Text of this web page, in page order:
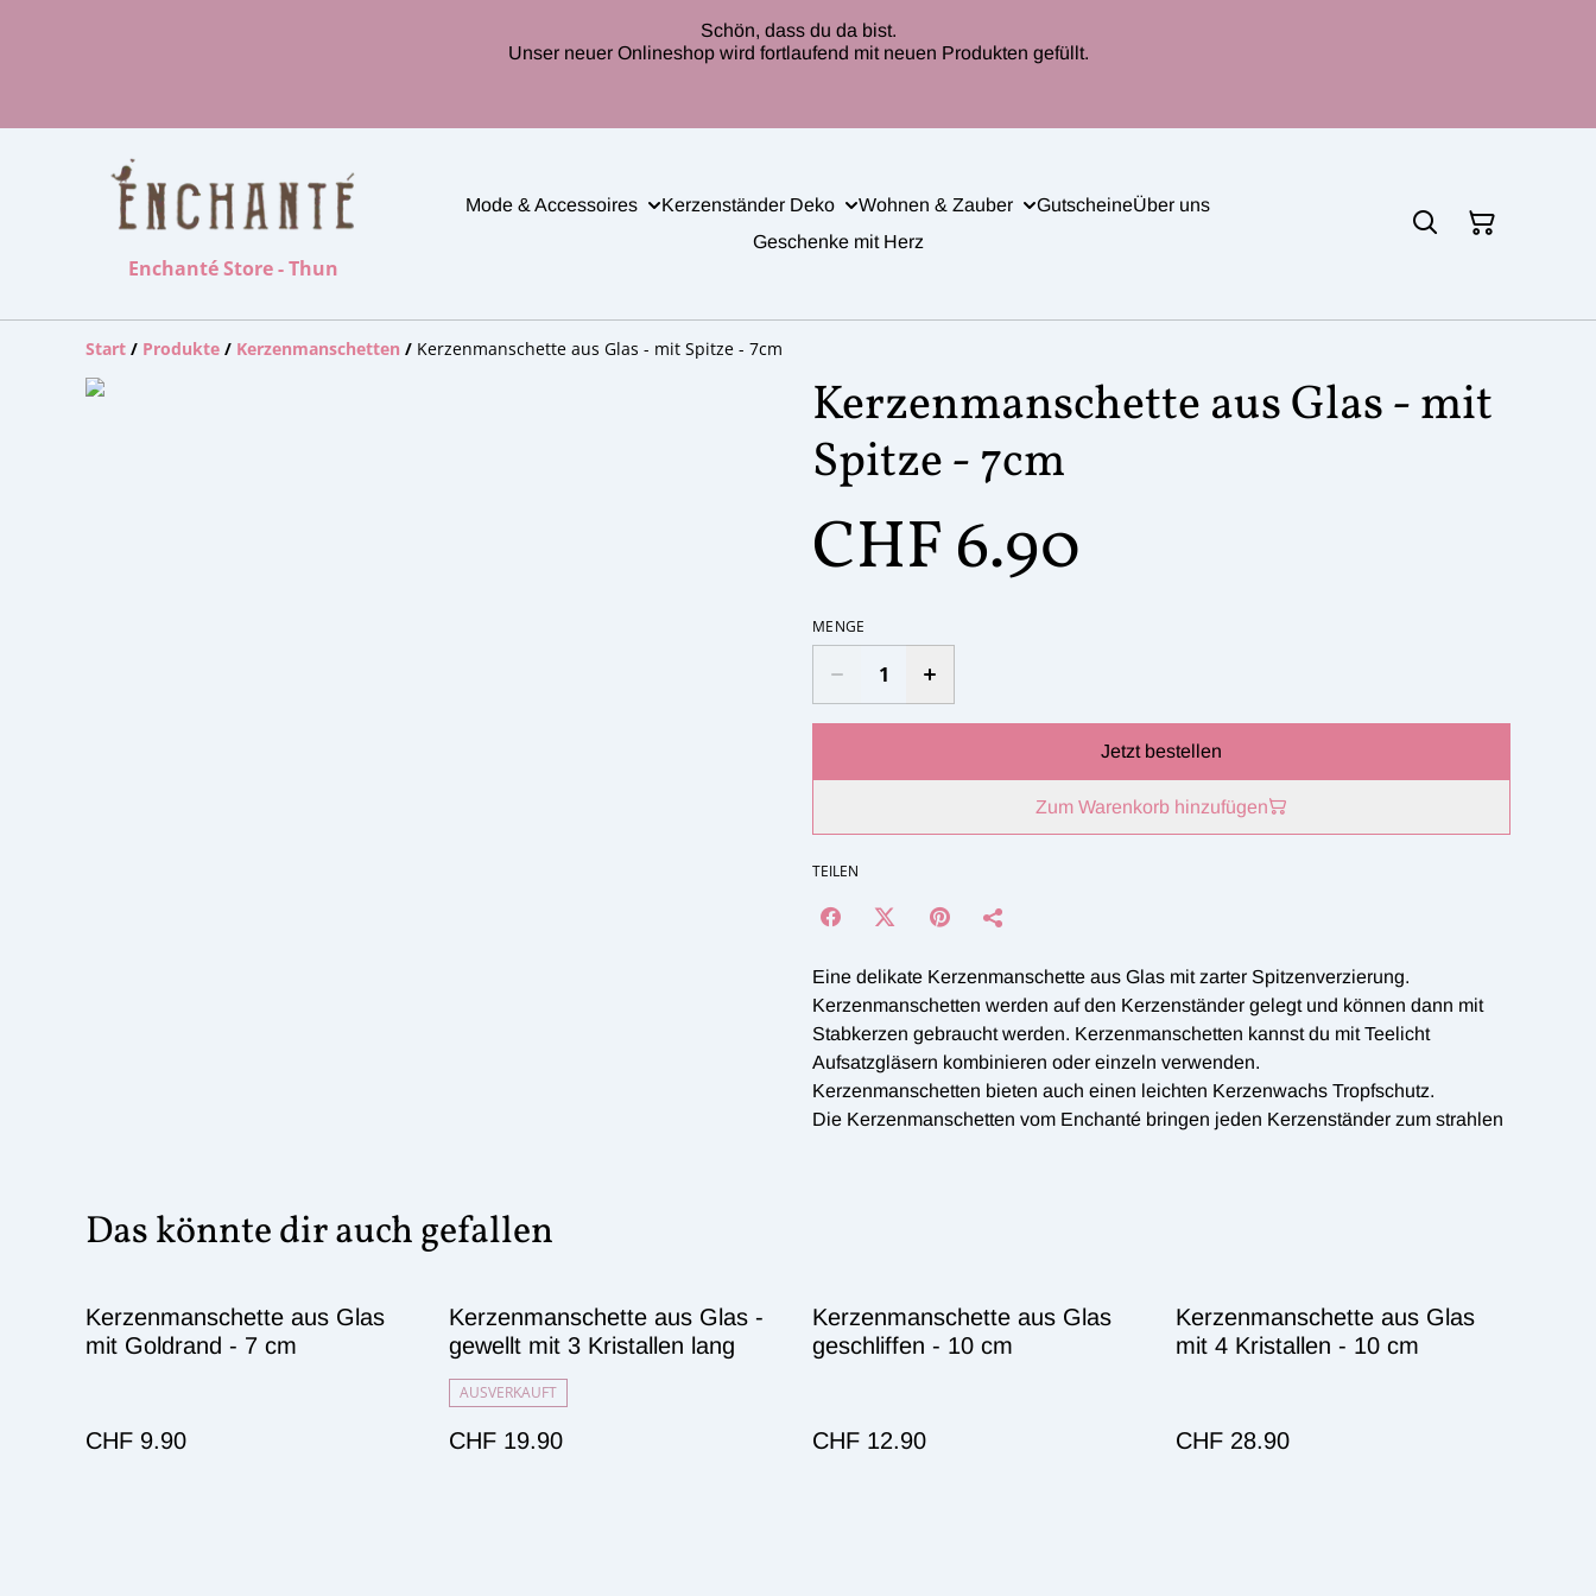
Schön, dass du da bist.
Unser neuer Onlineshop wird fortlaufend mit neuen Produkten gefüllt.
Enchanté Store - Thun
Mode & Accessoires Kerzenständer Deko Wohnen & Zauber GutscheineÜber uns
Geschenke mit Herz
Start / Produkte / Kerzenmanschetten / Kerzenmanschette aus Glas - mit Spitze - 7cm
Kerzenmanschette aus Glas - mit
Spitze - 7cm
CHF 6.90
MENGE
Jetzt bestellen
Zum Warenkorb hinzufügen
TEILEN
Eine delikate Kerzenmanschette aus Glas mit zarter Spitzenverzierung.
Kerzenmanschetten werden auf den Kerzenständer gelegt und können dann mit
Stabkerzen gebraucht werden. Kerzenmanschetten kannst du mit Teelicht
Aufsatzgläsern kombinieren oder einzeln verwenden.
Kerzenmanschetten bieten auch einen leichten Kerzenwachs Tropfschutz.
Die Kerzenmanschetten vom Enchanté bringen jeden Kerzenständer zum strahlen
Das könnte dir auch gefallen
Kerzenmanschette aus Glas
mit Goldrand - 7 cm
CHF 9.90
Kerzenmanschette aus Glas -
gewellt mit 3 Kristallen lang
AUSVERKAUFT
CHF 19.90
Kerzenmanschette aus Glas
geschliffen - 10 cm
CHF 12.90
Kerzenmanschette aus Glas
mit 4 Kristallen - 10 cm
CHF 28.90